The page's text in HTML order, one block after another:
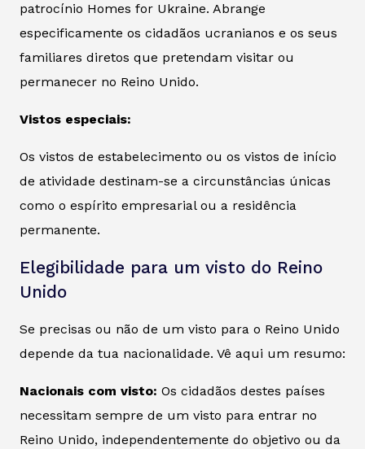
patrocínio Homes for Ukraine. Abrange
especificamente os cidadãos ucranianos e os seus
familiares diretos que pretendam visitar ou
permanecer no Reino Unido.
Vistos especiais:
Os vistos de estabelecimento ou os vistos de início
de atividade destinam-se a circunstâncias únicas
como o espírito empresarial ou a residência
permanente.
Elegibilidade para um visto do Reino
Unido
Se precisas ou não de um visto para o Reino Unido
depende da tua nacionalidade. Vê aqui um resumo:
Nacionais com visto: Os cidadãos destes países
necessitam sempre de um visto para entrar no
Reino Unido, independentemente do objetivo ou da